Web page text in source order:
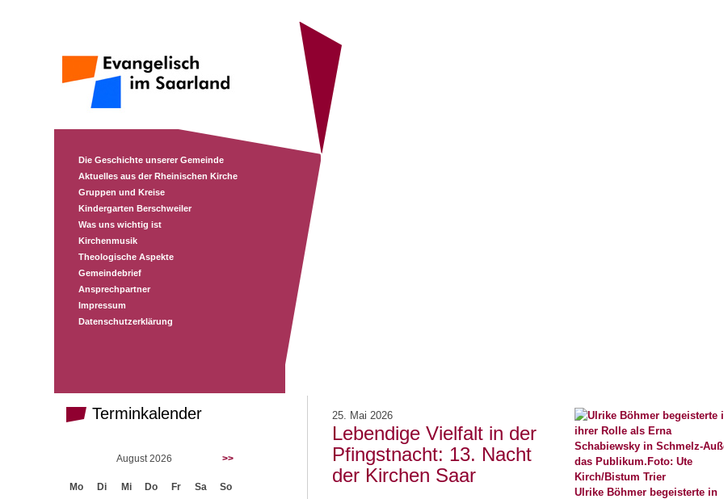
Die Geschichte unserer Gemeinde
Aktuelles aus der Rheinischen Kirche
Gruppen und Kreise
Kindergarten Berschweiler
Was uns wichtig ist
Kirchenmusik
Theologische Aspekte
Gemeindebrief
Ansprechpartner
Impressum
Datenschutzerklärung
Terminkalender
August 2026 >>
Mo Di Mi Do Fr Sa So
Ulrike Böhmer begeisterte in
25. Mai 2026
Lebendige Vielfalt in der
Pfingstnacht: 13. Nacht
der Kirchen Saar